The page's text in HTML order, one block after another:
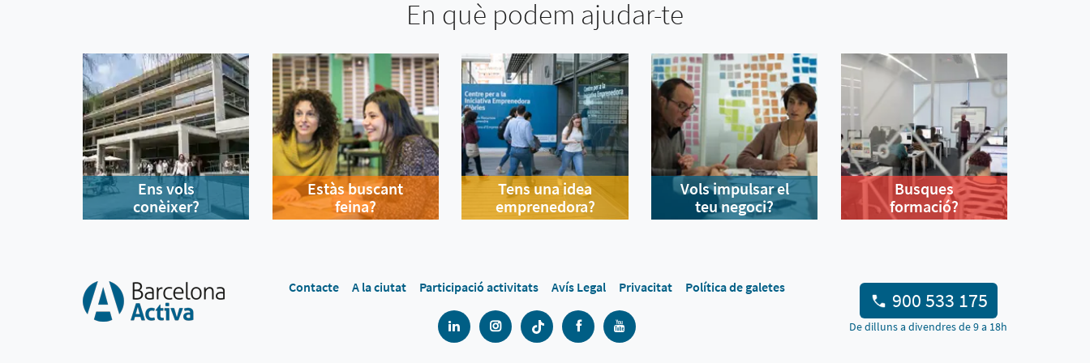
En què podem ajudar-te
Ens vols
conèixer?
Estàs buscant
feina?
Tens una idea
emprenedora?
Vols impulsar el
teu negoci?
Busques
formació?
Contacte A la ciutat Participació activitats Avís Legal Privacitat Política de galetes
900 533 175
De dilluns a divendres de 9 a 18h